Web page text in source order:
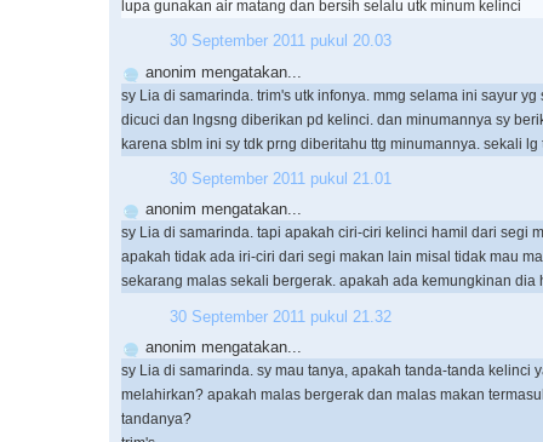
lupa gunakan air matang dan bersih selalu utk minum kelinci
30 September 2011 pukul 20.03
anonim mengatakan...
sy Lia di samarinda. trim's utk infonya. mmg selama ini sayur yg
dicuci dan lngsng diberikan pd kelinci. dan minumannya sy
karena sblm ini sy tdk prng diberitahu ttg minumannya. sekali lg
30 September 2011 pukul 21.01
anonim mengatakan...
sy Lia di samarinda. tapi apakah ciri-ciri kelinci hamil dari segi
apakah tidak ada iri-ciri dari segi makan lain misal tidak mau
sekarang malas sekali bergerak. apakah ada kemungkinan dia
30 September 2011 pukul 21.32
anonim mengatakan...
sy Lia di samarinda. sy mau tanya, apakah tanda-tanda kelinci
melahirkan? apakah malas bergerak dan malas makan
tandanya?